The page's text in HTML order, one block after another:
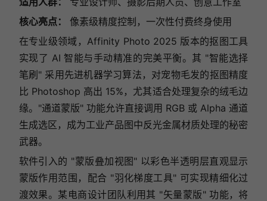
核心亮点：
像素级精度控制，一次性付费终身使用
在专业级领域，Affinity Photo 2025 版本的抠图工具
实现了 AI 智能与手动精准的完美平衡。其 "智能选择
笔刷" 采用先进机器学习算法，对宠物毛发的抠图精度
比 Photoshop 高出 15%，尤其适合处理复杂的绒毛边
缘。"通道蒙版" 功能允许直接调用 RGB 或 Alpha 通道
生成选区，成为工业产品图中反光金属材质处理的秘密
武器。
软件引入的 "蒙版叠加视图" 以彩色半透明层直观显示
蒙版作用范围，配合 "羽化梯度工具" 可实现精细化过
渡效果。某电商设计团队利用其 "矢量蒙版" 功能，将